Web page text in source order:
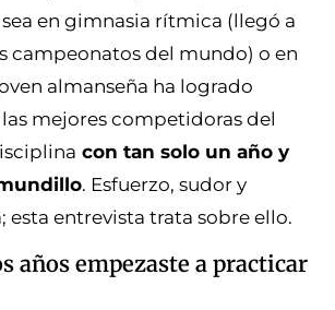
en gimnasia rítmica (llegó a
campeonatos del mundo) o en
almanseña ha logrado
mejores competidoras del
con tan solo un año y
. Esfuerzo, sudor y
esta entrevista trata sobre ello.
años empezaste a practicar